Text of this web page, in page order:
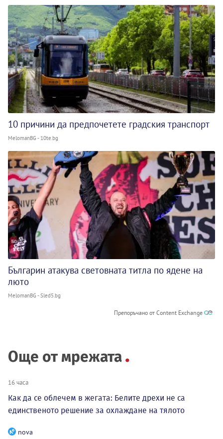
10 причини да предпочетете градския транспорт
MelomanBG - 10te.bg
Българин атакува световната титла по ядене на
люто
MelomanBG - Sled5.bg
Препоръчано от Content Exchange
Още от мрежата
16 часа
Как да се облечем в жегата: Белите дрехи не са
единственото решение за охлаждане на тялото
nova